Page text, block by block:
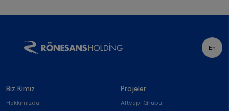
En
Biz Kimiz
Hakkımızda
Projeler
Altyapı Grubu